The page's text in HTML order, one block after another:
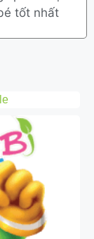
tốt nhất